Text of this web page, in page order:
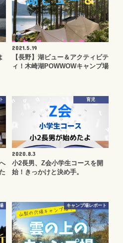
2021.5.19
【長野】湖ビュー＆アクティビテ
ィ！木崎湖POWWOWキャンプ場
育児
2020.8.3
小2長男、Z会小学生コースを開
始！きっかけと決め手。
キャンプ場レポート